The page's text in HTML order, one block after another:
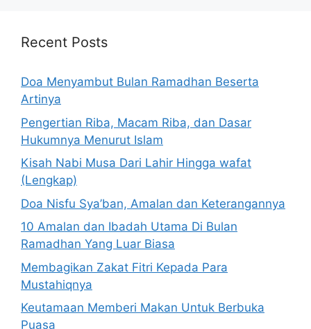
Recent Posts
Doa Menyambut Bulan Ramadhan Beserta
Artinya
Pengertian Riba, Macam Riba, dan Dasar
Hukumnya Menurut Islam
Kisah Nabi Musa Dari Lahir Hingga wafat
(Lengkap)
Doa Nisfu Sya’ban, Amalan dan Keterangannya
10 Amalan dan Ibadah Utama Di Bulan
Ramadhan Yang Luar Biasa
Membagikan Zakat Fitri Kepada Para
Mustahiqnya
Keutamaan Memberi Makan Untuk Berbuka
Puasa